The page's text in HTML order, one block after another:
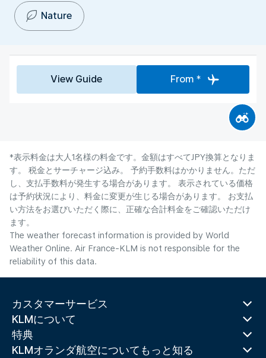
Nature
View Guide From *
*表示料金は大人1名様の料金です。金額はすべてJPY換算となりま
す。 税金とサーチャージ込み。 予約手数料はかかりません。ただ
し、支払手数料が発生する場合があります。 表示されている価格
は予約状況により、料金に変更が生じる場合があります。 お支払
い方法をお選びいただく際に、正確な合計料金をご確認いただけ
ます。
The weather forecast information is provided by World
Weather Online. Air France-KLM is not responsible for the
reliability of this data.
カスタマーサービス
KLMについて
特典
KLMオランダ航空についてもっと知る